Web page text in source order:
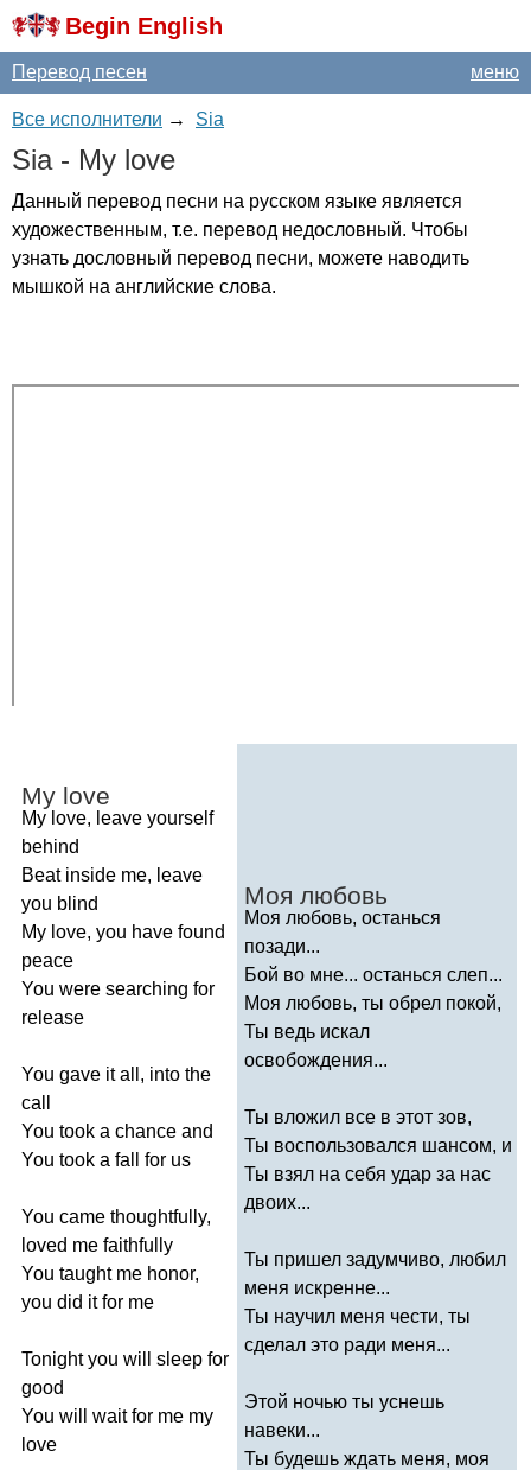
Begin English
меню
Перевод песен
Все исполнители → Sia
Sia- My love
Данный перевод песни на русском языке является
художественным, т.е. перевод недословный. Чтобы
узнать дословный перевод песни, можете наводить
мышкой на английские слова.
My love
My love, leave yourself
behind
Beat inside me, leave
you blind
My love, you have found
peace
You were searching for
release
You gave it all , into the
call
You took a chance and
You took a fall for us
You came thoughtfully,
loved me faithfully
You taught me honor,
you did it for me
Tonight you will sleep for
good
You will wait for me my
love
Моя любовь
Моя любовь, останься
позади...
Бой во мне... останься слеп...
Моя любовь, ты обрел покой,
Ты ведь искал
освобождения...
Ты вложил все в этот зов,
Ты воспользовался шансом, и
Ты взял на себя удар за нас
двоих...
Ты пришел задумчиво, любил
меня искренне...
Ты научил меня чести, ты
сделал это ради меня...
Этой ночью ты уснешь
навеки...
Ты будешь ждать меня, моя